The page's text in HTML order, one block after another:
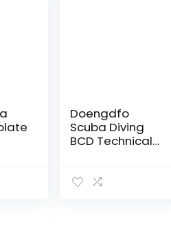
Doengdfo
Scuba Diving
BCD Technical
Backplate voor